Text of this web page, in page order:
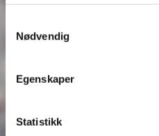
Nødvendig
Egenskaper
Statistikk